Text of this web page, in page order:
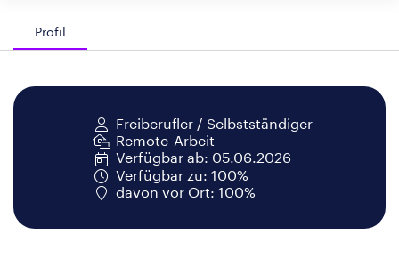
Profil
Freiberufler / Selbstständiger
Remote-Arbeit
Verfügbar ab: 05.06.2026
Verfügbar zu: 100%
davon vor Ort: 100%